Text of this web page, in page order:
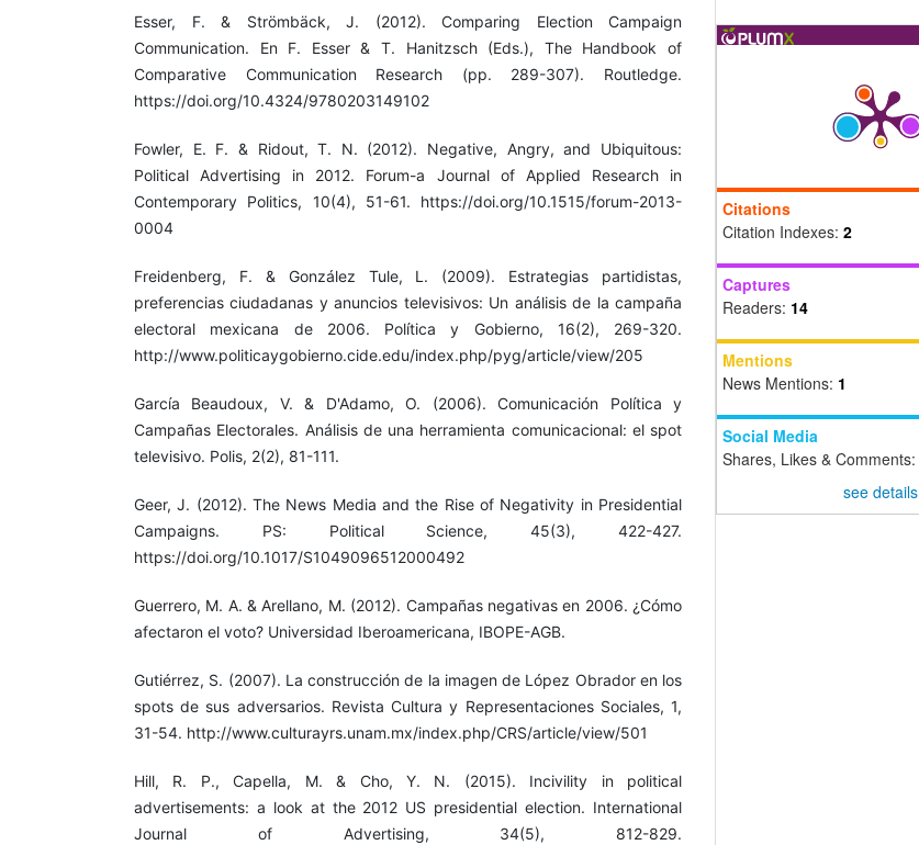
Esser, F. & Strömbäck, J. (2012). Comparing Election Campaign
Communication. En F. Esser & T. Hanitzsch (Eds.), The Handbook of
Comparative Communication Research (pp. 289-307). Routledge.
https://doi.org/10.4324/9780203149102
Fowler, E. F. & Ridout, T. N. (2012). Negative, Angry, and Ubiquitous:
Political Advertising in 2012. Forum-a Journal of Applied Research in
Contemporary Politics, 10(4), 51-61. https://doi.org/10.1515/forum-2013-
0004
Freidenberg, F. & González Tule, L. (2009). Estrategias partidistas,
preferencias ciudadanas y anuncios televisivos: Un análisis de la campaña
electoral mexicana de 2006. Política y Gobierno, 16(2), 269-320.
http://www.politicaygobierno.cide.edu/index.php/pyg/article/view/205
García Beaudoux, V. & D'Adamo, O. (2006). Comunicación Política y
Campañas Electorales. Análisis de una herramienta comunicacional: el spot
televisivo. Polis, 2(2), 81-111.
Geer, J. (2012). The News Media and the Rise of Negativity in Presidential
Campaigns. PS: Political Science, 45(3), 422-427.
https://doi.org/10.1017/S1049096512000492
Guerrero, M. A. & Arellano, M. (2012). Campañas negativas en 2006. ¿Cómo
afectaron el voto? Universidad Iberoamericana, IBOPE-AGB.
Gutiérrez, S. (2007). La construcción de la imagen de López Obrador en los
spots de sus adversarios. Revista Cultura y Representaciones Sociales, 1,
31-54. http://www.culturayrs.unam.mx/index.php/CRS/article/view/501
Hill, R. P., Capella, M. & Cho, Y. N. (2015). Incivility in political
advertisements: a look at the 2012 US presidential election. International
Journal of Advertising, 34(5), 812-829.
Citations
Citation Indexes: 2
Captures
Readers: 14
Mentions
News Mentions: 1
Social Media
Shares, Likes & Comments:
see details